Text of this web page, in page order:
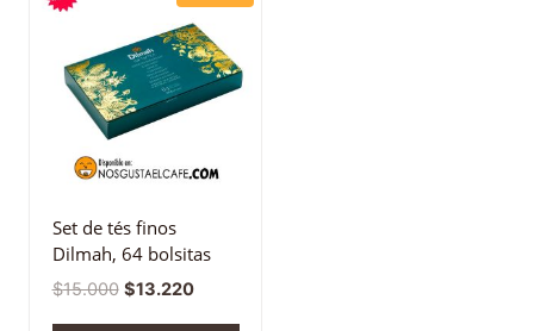
Set de tés finos
Dilmah, 64 bolsitas
$15.000 $13.220